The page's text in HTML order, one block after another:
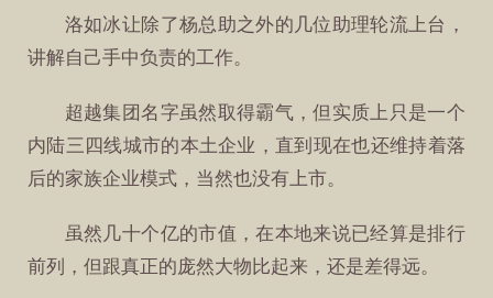
洛如冰让除了杨总助之外的几位助理轮流上台，
讲解自己手中负责的工作。
超越集团名字虽然取得霸气，但实质上只是一个
内陆三四线城市的本土企业，直到现在也还维持着落
后的家族企业模式，当然也没有上市。
虽然几十个亿的市值，在本地来说已经算是排行
前列，但跟真正的庞然大物比起来，还是差得远。